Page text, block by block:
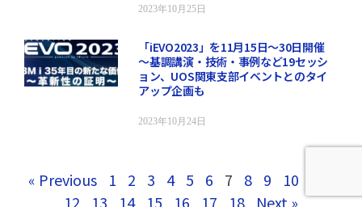
2023年10月25日
「iEVO2023」を11月15日～30日開催
～基調講演・技術・事例など19セッシ
ョン、UOS関東支部イベントとのタイ
アップ企画も
2023年10月24日
« Previous 1 2 3 4 5 6 7 8 9 10
12
13 14 15 16 17 18 Next »